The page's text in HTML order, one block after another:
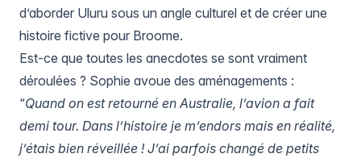
d’aborder Uluru sous un angle culturel et de créer une
histoire fictive pour Broome.
Est-ce que toutes les anecdotes se sont vraiment
déroulées ? Sophie avoue des aménagements :
“Quand on est retourné en Australie, l’avion a fait
demi tour. Dans l’histoire je m’endors mais en réalité,
j’étais bien réveillée ! J’ai parfois changé de petits